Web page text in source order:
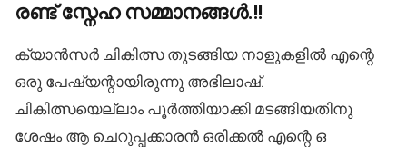
രണ്ട് സ്നേഹ സമ്മാനങ്ങൾ.!!
ക്യാൻസർ ചികിത്സ തുടങ്ങിയ നാളുകളിൽ എന്റെ
ഒരു പേഷ്യന്റായിരുന്നു അഭിലാഷ്.
ചികിത്സയെല്ലാം പൂർത്തിയാക്കി മടങ്ങിയതിനു
ശേഷം ആ ചെറുപ്പക്കാരൻ ഒരിക്കൽ എന്റെ ഒ